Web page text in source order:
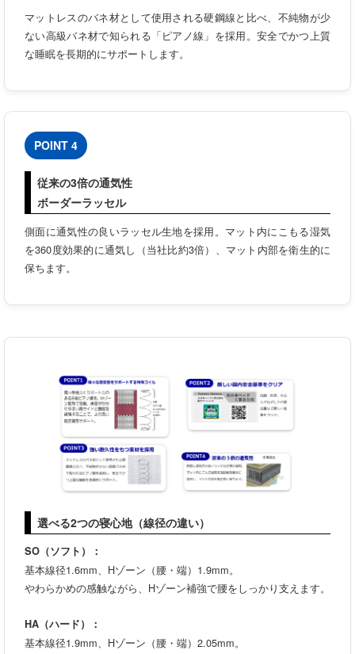
マットレスのバネ材として使用される硬鋼線と比べ、不純物が少
ない高級バネ材で知られる「ピアノ線」を採用。安全でかつ上質
な睡眠を長期的にサポートします。
POINT 4
従来の3倍の通気性
ボーダーラッセル
側面に通気性の良いラッセル生地を採用。マット内にこもる湿気
を360度効果的に通気し（当社比約3倍）、マット内部を衛生的に
保ちます。
選べる2つの寝心地（線径の違い）
SO（ソフト）：
基本線径1.6mm、Hゾーン（腰・端）1.9mm。
やわらかめの感触ながら、Hゾーン補強で腰をしっかり支えます。
HA（ハード）：
基本線径1.9mm、Hゾーン（腰・端）2.05mm。